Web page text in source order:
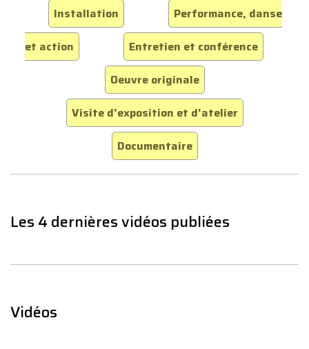
Installation
Performance, danse
et action
Entretien et conférence
Oeuvre originale
Visite d'exposition et d'atelier
Documentaire
Les 4 dernières vidéos publiées
Vidéos